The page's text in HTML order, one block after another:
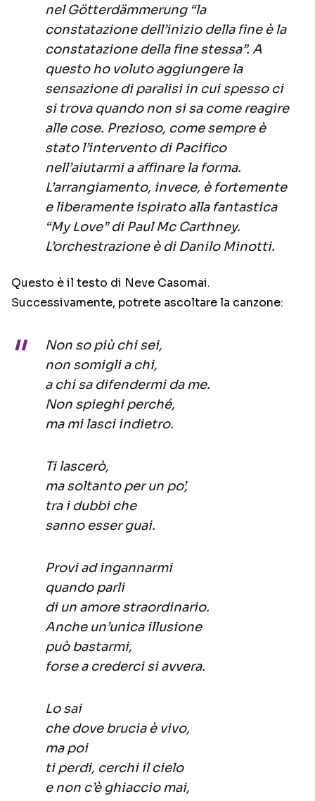
nel Götterdämmerung “la
constatazione dell’inizio della fine è la
constatazione della fine stessa”. A
questo ho voluto aggiungere la
sensazione di paralisi in cui spesso ci
si trova quando non si sa come reagire
alle cose. Prezioso, come sempre è
stato l’intervento di Pacifico
nell’aiutarmi a affinare la forma.
L’arrangiamento, invece, è fortemente
e liberamente ispirato alla fantastica
“My Love” di Paul Mc Carthney.
L’orchestrazione è di Danilo Minotti.
Questo è il testo di Neve Casomai.
Successivamente, potrete ascoltare la canzone:
Non so più chi sei,
non somigli a chi,
a chi sa difendermi da me.
Non spieghi perché,
ma mi lasci indietro.
Ti lascerò,
ma soltanto per un po’,
tra i dubbi che
sanno esser guai.
Provi ad ingannarmi
quando parli
di un amore straordinario.
Anche un’unica illusione
può bastarmi,
forse a crederci si avvera.
Lo sai
che dove brucia è vivo,
ma poi
ti perdi, cerchi il cielo
e non c’è ghiaccio mai,